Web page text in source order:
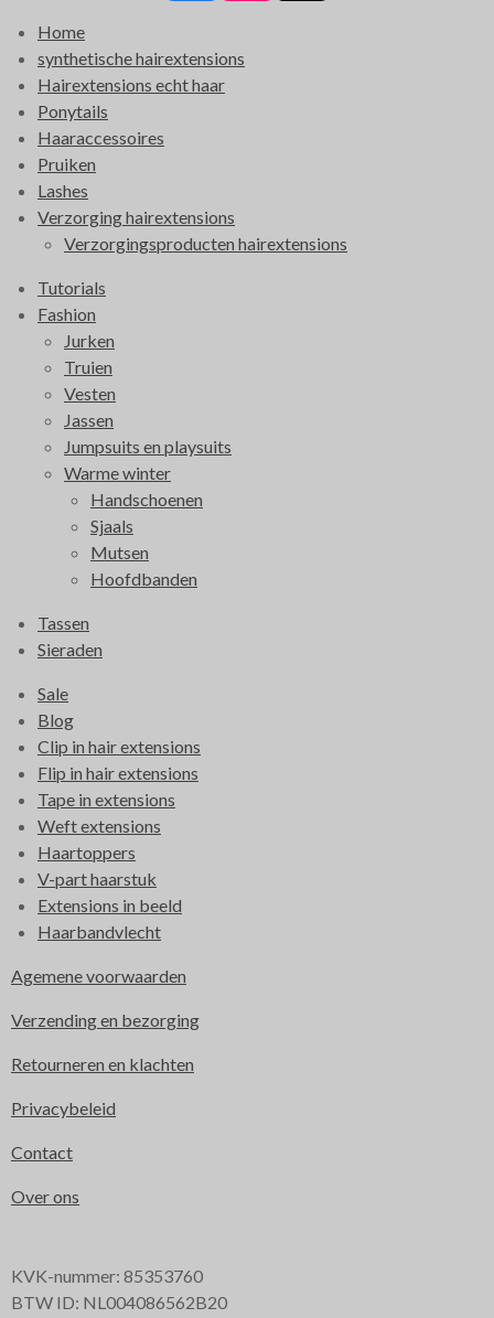
e
b
Home
synthetische hairextensions
Hairextensions echt haar
Ponytails
Haaraccessoires
Pruiken
Lashes
Verzorging hairextensions
Verzorgingsproducten hairextensions
Tutorials
Fashion
Jurken
Truien
Vesten
Jassen
Jumpsuits en playsuits
Warme winter
Handschoenen
Sjaals
Mutsen
Hoofdbanden
Tassen
Sieraden
Sale
Blog
Clip in hair extensions
Flip in hair extensions
Tape in extensions
Weft extensions
Haartoppers
V-part haarstuk
Extensions in beeld
Haarbandvlecht
Agemene voorwaarden
Verzending en bezorging
Retourneren en klachten
Privacybeleid
Contact
Over ons
KVK-nummer: 85353760
BTW ID: NL004086562B20